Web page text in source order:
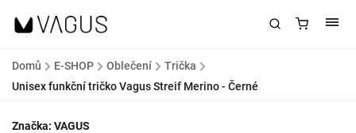
Domů / E-SHOP / Oblečení / Trička /
Unisex funkční tričko Vagus Streif Merino - Černé
Značka: VAGUS